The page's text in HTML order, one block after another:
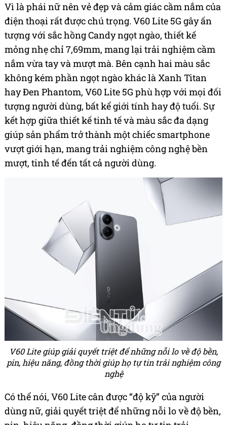
Vì là phái nữ nên vẻ đẹp và cảm giác cầm nắm của
điện thoại rất được chú trọng. V60 Lite 5G gây ấn
tượng với sắc hồng Candy ngọt ngào, thiết kế
mỏng nhẹ chỉ 7,69mm, mang lại trải nghiệm cầm
nắm vừa tay và mượt mà. Bên cạnh hai màu sắc
không kém phần ngọt ngào khác là Xanh Titan
hay Đen Phantom, V60 Lite 5G phù hợp với mọi đối
tượng người dùng, bất kể giới tính hay độ tuổi. Sự
kết hợp giữa thiết kế tinh tế và màu sắc đa dạng
giúp sản phẩm trở thành một chiếc smartphone
vượt giới hạn, mang trải nghiệm công nghệ bền
mượt, tinh tế đến tất cả người dùng.
V60 Lite giúp giải quyết triệt để những nỗi lo về độ bền,
pin, hiệu năng, đồng thời giúp họ tự tin trải nghiệm công
nghệ
Có thể nói, V60 Lite cân được “độ kỹ” của người
dùng nữ, giải quyết triệt để những nỗi lo về độ bền,